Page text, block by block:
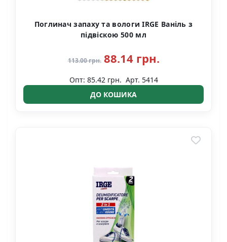
Поглинач запаху та вологи IRGE Ваніль з
підвіскою 500 мл
113.00 грн. 88.14 грн.
Опт: 85.42 грн. Арт. 5414
ДО КОШИКА